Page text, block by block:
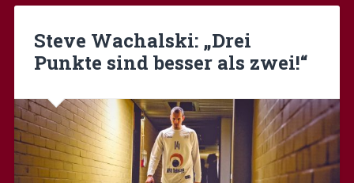
Steve Wachalski: „Drei
Punkte sind besser als zwei!“